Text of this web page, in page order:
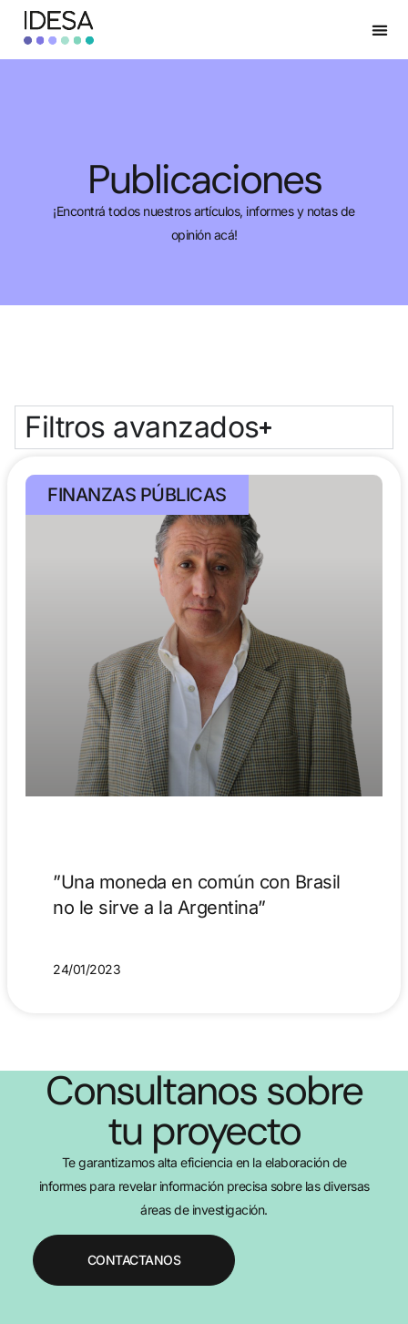
Publicaciones
¡Encontrá todos nuestros artículos, informes y notas de
opinión acá!
Filtros avanzados
FINANZAS PÚBLICAS
”Una moneda en común con Brasil
no le sirve a la Argentina”
24/01/2023
Consultanos sobre
tu proyecto
Te garantizamos alta eficiencia en la elaboración de
informes para revelar información precisa sobre las diversas
áreas de investigación.
CONTACTANOS